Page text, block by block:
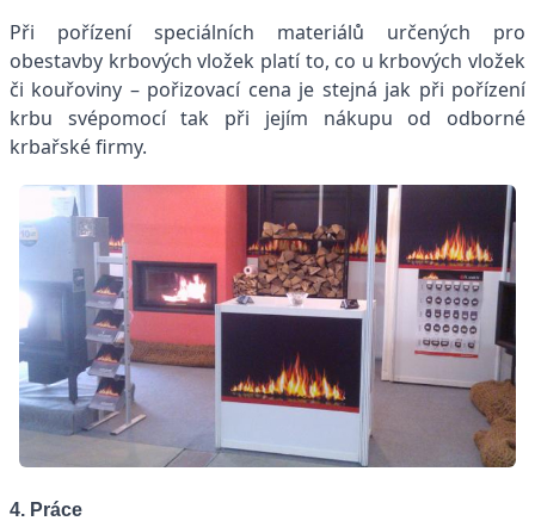
Při pořízení speciálních materiálů určených pro
obestavby krbových vložek platí to, co u krbových vložek
či kouřoviny – pořizovací cena je stejná jak při pořízení
krbu svépomocí tak při jejím nákupu od odborné
krbařské firmy.
4. Práce